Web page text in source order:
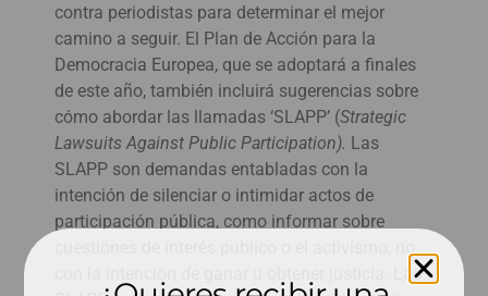
contra periodistas para determinar el mejor
camino a seguir. El Plan de Acción para la
Democracia Europea, que se adoptará a finales
de este año, también incluirá sugerencias sobre
cómo abordar las llamadas ‘SLAPP’ (Strategic
Lawsuits Against Public Participation). Las
SLAPP son demandas entabladas con la
intención de silenciar o intimidar actos de
participación pública, como informar sobre
con la intención de ganar u obtener justicia. Las